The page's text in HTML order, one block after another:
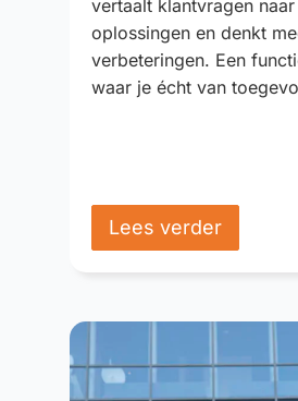
vertaalt klantvragen
oplossingen en denkt
verbeteringen. Een
waar je écht van
Lees verder